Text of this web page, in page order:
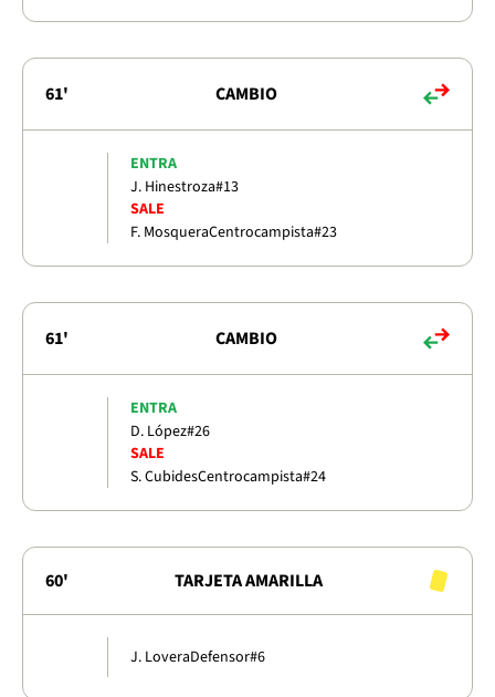
61' CAMBIO
ENTRA
J. Hinestroza#13
SALE
F. MosqueraCentrocampista#23
61' CAMBIO
ENTRA
D. López#26
SALE
S. CubidesCentrocampista#24
60' TARJETA AMARILLA
J. LoveraDefensor#6